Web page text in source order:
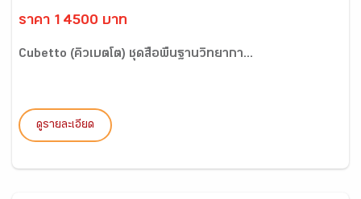
ราคา 14500 บาท
Cubetto (คิวเบตโต) ชุดสื่อพื้นฐานวิทยากา...
ดูรายละเอียด